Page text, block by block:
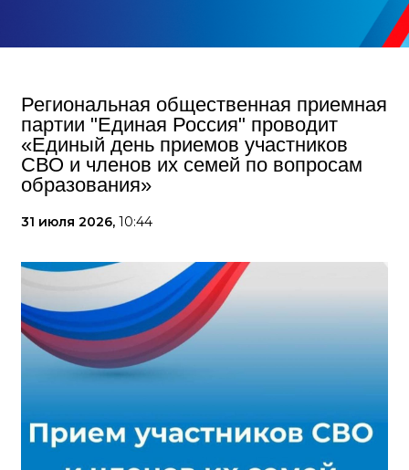
Региональная общественная приемная
партии "Единая Россия" проводит
«Единый день приемов участников
СВО и членов их семей по вопросам
образования»
31 июля 2026, 10:44